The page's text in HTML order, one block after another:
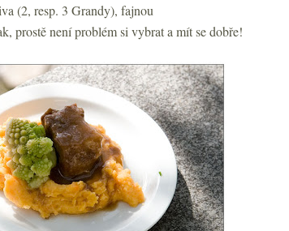
(2, resp. 3 Grandy), fajnou
prostě není problém si vybrat a mít se dobře!